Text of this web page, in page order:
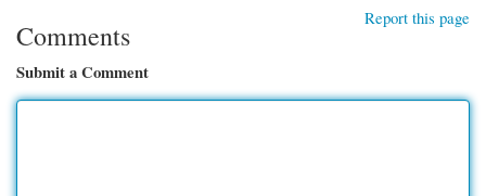
Report this page
Comments
Submit a Comment